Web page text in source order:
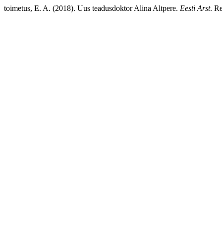
toimetus, E. A. (2018). Uus teadusdoktor Alina Altpere. Eesti Arst.